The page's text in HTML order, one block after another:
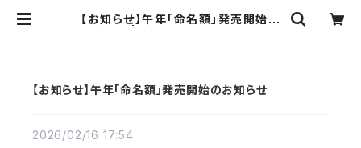
【お知らせ】午年「命名額」発売開始の
【お知らせ】午年「命名額」発売開始のお知らせ
2026/02/16 17:54